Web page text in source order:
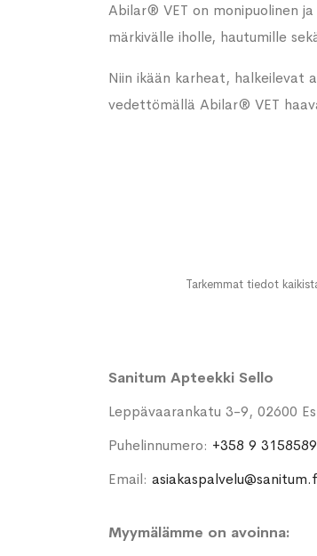
Abilar® VET on monipuolinen
märkivälle iholle, hautumille
Niin ikään karheat, halkeilevat
vedettömällä Abilar® VET
Tarkemmat tiedot
Sanitum Apteekki Sello
Leppävaarankatu 3-9, 02600
Puhelinnumero: +358 9
Email:
Myymälämme on avoinna: